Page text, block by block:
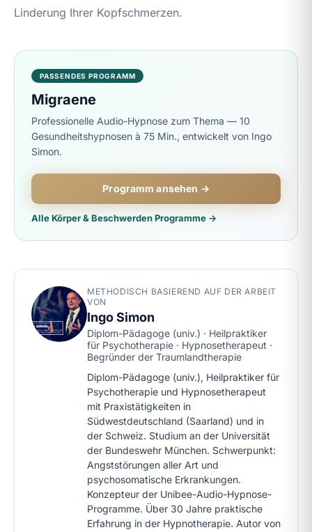
Linderung Ihrer Kopfschmerzen.
PASSENDES PROGRAMM
Migraene
Professionelle Audio-Hypnose zum Thema — 10
Gesundheitshypnosen à 75 Min., entwickelt von Ingo
Simon.
Programm ansehen →
Alle Körper & Beschwerden Programme →
METHODISCH BASIEREND AUF DER ARBEIT
VON
Ingo Simon
Diplom-Pädagoge (univ.) · Heilpraktiker
für Psychotherapie · Hypnosetherapeut ·
Begründer der Traumlandtherapie
Diplom-Pädagoge (univ.), Heilpraktiker für
Psychotherapie und Hypnosetherapeut
mit Praxistätigkeiten in
Südwestdeutschland (Saarland) und in
der Schweiz. Studium an der Universität
der Bundeswehr München. Schwerpunkt:
Angststörungen aller Art und
psychosomatische Erkrankungen.
Konzepteur der Unibee-Audio-Hypnose-
Programme. Über 30 Jahre praktische
Erfahrung in der Hypnotherapie. Autor von